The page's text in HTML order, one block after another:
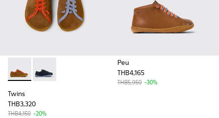
Twins - K800663-001 - รองเท้าหนังและหนังกลับหลากสีสําหรั
Twins - K800663-002 - รองเท้าหนังและหนังกลับหลา
Twins
THB3,320
THB4,150 -20%
Peu
THB4,165
THB5,950 -30%